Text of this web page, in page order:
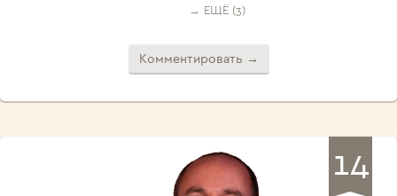
→ ЕЩЁ (3)
Комментировать →
14